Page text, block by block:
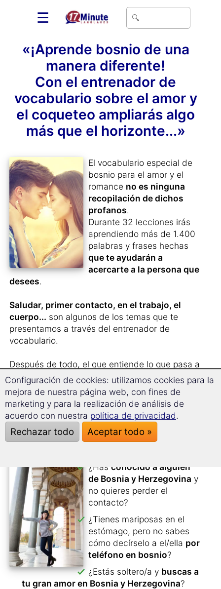
☰
«¡Aprende bosnio de una
manera diferente!
Con el entrenador de
vocabulario sobre el amor y
el coqueteo ampliarás algo
más que el horizonte...»
El vocabulario especial de
bosnio para el amor y el
romance no es ninguna
recopilación de dichos
profanos.
Durante 32 lecciones irás
aprendiendo más de 1.400
palabras y frases hechas
que te ayudarán a
acercarte a la persona que
desees.
Saludar, primer contacto, en el trabajo, el
cuerpo... son algunos de los temas que te
presentamos a través del entrenador de
vocabulario.
Después de todo, el que entiende lo que pasa a
su alrededor no puede decir luego que algo le
pilla desprevenido...
Un magnífico complemento para tu
aprendizaje – no sólo para solteros.
¿Has conocido a alguien
de Bosnia y Herzegovina y
no quieres perder el
contacto?
¿Tienes mariposas en el
estómago, pero no sabes
cómo decírselo a el/ella por
teléfono en bosnio?
¿Estás soltero/a y buscas a
tu gran amor en Bosnia y Herzegovina?
Configuración de cookies: utilizamos cookies para la
mejora de nuestra página web, con fines de
marketing y para la realización de análisis de
acuerdo con nuestra política de privacidad.
Rechazar todo Aceptar todo »